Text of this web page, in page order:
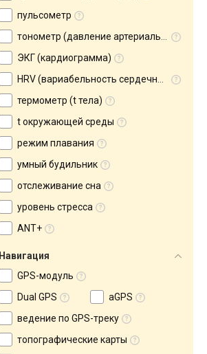
пульсометр
тонометр (давление артериальное)
ЭКГ (кардиограмма)
HRV (вариабельность сердечного ритма)
термометр (t тела)
t окружающей среды
режим плавания
умный будильник
отслеживание сна
уровень стресса
ANT+
Навигация
GPS-модуль
Dual GPS
aGPS
ведение по GPS-треку
топографические карты